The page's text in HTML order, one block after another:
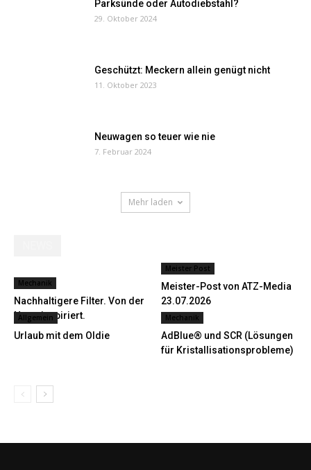
Parksünde oder Autodiebstahl?
29. Oktober 2024
Geschützt: Meckern allein genügt nicht
11. Oktober 2023
Neuwagen so teuer wie nie
7. Februar 2024
Mehr laden
Mechanik
Nachhaltigere Filter. Von der
Natur inspiriert.
Meister Post
Meister-Post von ATZ-Media
23.07.2026
Allgemein
Urlaub mit dem Oldie
Mechanik
AdBlue® und SCR (Lösungen
für Kristallisationsprobleme)